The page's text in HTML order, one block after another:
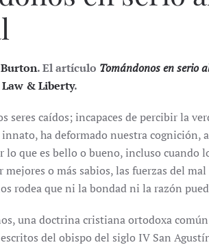
. El artículo Tomándonos en serio
Law & Liberty.
seres caídos; incapaces de percibir la
ha deformado nuestra cognición,
lo que es bello o bueno, incluso cuando
o más sabios, las fuerzas del
rodea que ni la bondad ni la razón
una doctrina cristiana ortodoxa
del obispo del siglo IV San